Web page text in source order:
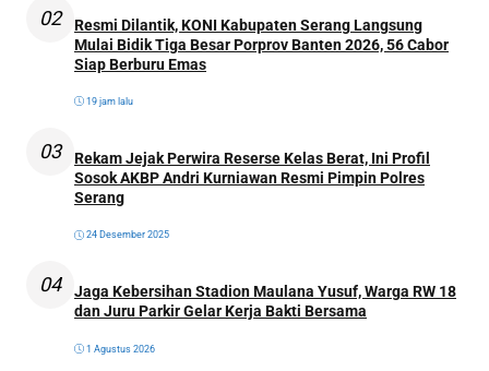
02
Resmi Dilantik, KONI Kabupaten Serang Langsung
Mulai Bidik Tiga Besar Porprov Banten 2026, 56 Cabor
Siap Berburu Emas
19 jam lalu
03
Rekam Jejak Perwira Reserse Kelas Berat, Ini Profil
Sosok AKBP Andri Kurniawan Resmi Pimpin Polres
Serang
24 Desember 2025
04
Jaga Kebersihan Stadion Maulana Yusuf, Warga RW 18
dan Juru Parkir Gelar Kerja Bakti Bersama
1 Agustus 2026